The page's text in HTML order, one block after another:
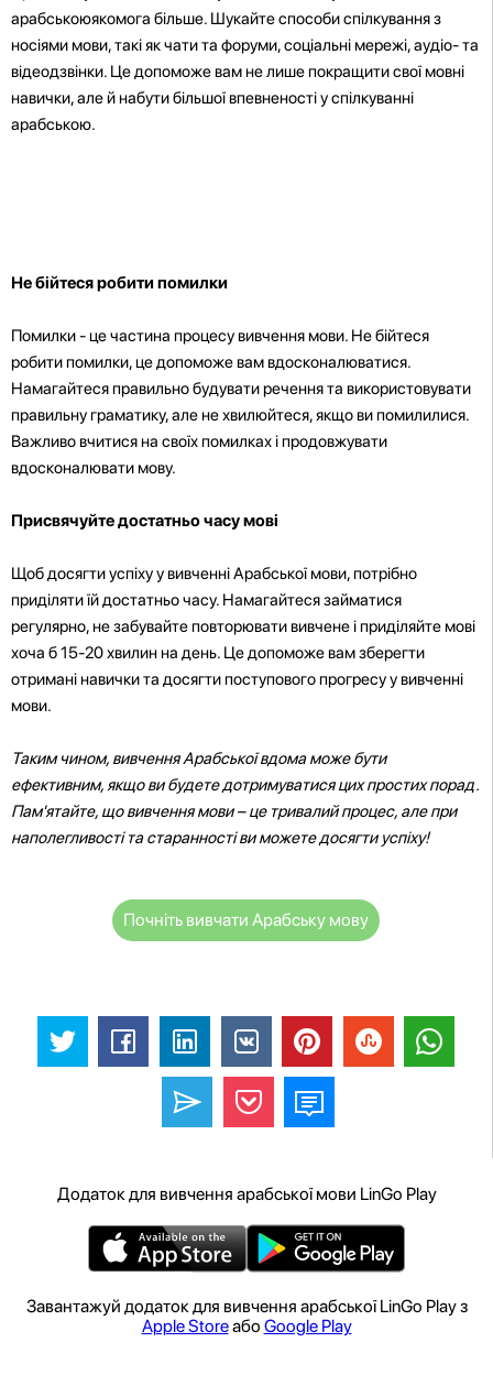
арабськоюякомога більше. Шукайте способи спілкування з
носіями мови, такі як чати та форуми, соціальні мережі, аудіо- та
відеодзвінки. Це допоможе вам не лише покращити свої мовні
навички, але й набути більшої впевненості у спілкуванні
арабською.
Не бійтеся робити помилки
Помилки - це частина процесу вивчення мови. Не бійтеся
робити помилки, це допоможе вам вдосконалюватися.
Намагайтеся правильно будувати речення та використовувати
правильну граматику, але не хвилюйтеся, якщо ви помилилися.
Важливо вчитися на своїх помилках і продовжувати
вдосконалювати мову.
Присвячуйте достатньо часу мові
Щоб досягти успіху у вивченні Арабської мови, потрібно
приділяти їй достатньо часу. Намагайтеся займатися
регулярно, не забувайте повторювати вивчене і приділяйте мові
хоча б 15-20 хвилин на день. Це допоможе вам зберегти
отримані навички та досягти поступового прогресу у вивченні
мови.
Таким чином, вивчення Арабської вдома може бути
ефективним, якщо ви будете дотримуватися цих простих порад.
Пам'ятайте, що вивчення мови – це тривалий процес, але при
наполегливості та старанності ви можете досягти успіху!
Почніть вивчати Арабську мову
Додаток для вивчення арабської мови LinGo Play
Завантажуй додаток для вивчення арабської LinGo Play з
Apple Storeабо Google Play